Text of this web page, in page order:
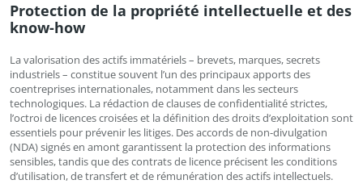
Protection de la propriété intellectuelle et des
know-how
La valorisation des actifs immatériels – brevets, marques, secrets
industriels – constitue souvent l’un des principaux apports des
coentreprises internationales, notamment dans les secteurs
technologiques. La rédaction de clauses de confidentialité strictes,
l’octroi de licences croisées et la définition des droits d’exploitation sont
essentiels pour prévenir les litiges. Des accords de non-divulgation
(NDA) signés en amont garantissent la protection des informations
sensibles, tandis que des contrats de licence précisent les conditions
d’utilisation, de transfert et de rémunération des actifs intellectuels.